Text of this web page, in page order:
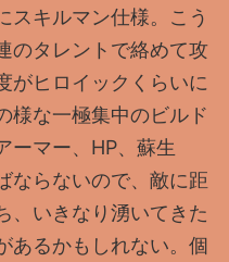
スキルマン仕様。こう
のタレントで絡めて攻
がヒロイックくらいに
様な一極集中のビルド
ーマー、HP、蘇生
ならないので、敵に距
、いきなり湧いてきた
あるかもしれない。個